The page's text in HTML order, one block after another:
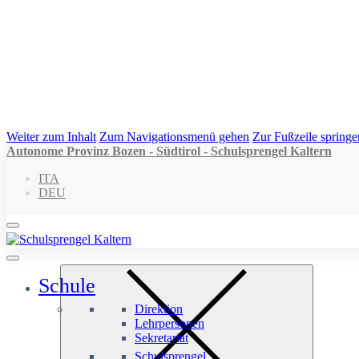
Weiter zum Inhalt Zum Navigationsmenü gehen Zur Fußzeile
Autonome Provinz Bozen - Südtirol - Schulsprengel Kaltern
ITA
DEU
Schule
Direktion
Lehrpersonen
Sekretariat
Schulsprengel